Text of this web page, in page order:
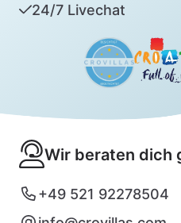
24/7 Livechat
Wir beraten dich
+49 521 92278504